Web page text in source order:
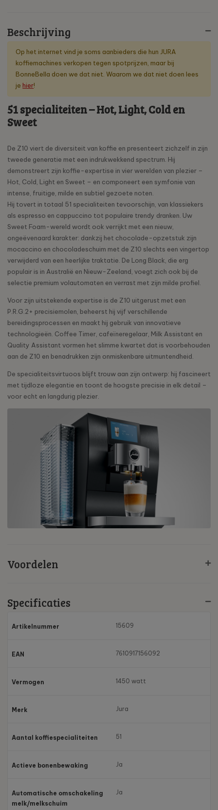
Beschrijving
Op het internet vind je soms aanbieders die hun JURA
koffiemachines verkopen tegen spotprijzen, maar bij
BonneBella doen we dat niet. Waarom we dat niet doen lees
jehier!
51 specialiteiten – Hot, Light, Cold en
Sweet
De Z10 viert de diversiteit van koffie en presenteert zichzelf in zijn
tweede generatie met een indrukwekkend spectrum. Hij
demonstreert zijn koffie-expertise in vier werelden van plezier –
Hot, Cold, Light en Sweet – en componeert een symfonie van
intense, fruitige, milde en subtiel gezoete noten.
Hij tovert in totaal 51 specialiteiten tevoorschijn, van klassiekers
als espresso en cappuccino tot populaire trendy dranken. Uw
Sweet Foam-wereld wordt ook verrijkt met een nieuw,
ongeëvenaard karakter: dankzij het chocolade-opzetstuk zijn
mocaccino en chocoladeschuim met de Z10 slechts een vingertop
verwijderd van een heerlijke traktatie. De Long Black, die erg
populair is in Australië en Nieuw-Zeeland, voegt zich ook bij de
selectie premium volautomaten en verrast met zijn milde profiel.
Voor zijn uitstekende expertise is de Z10 uitgerust met een
P.R.G.2+ precisiemolen, beheerst hij vijf verschillende
bereidingsprocessen en maakt hij gebruik van innovatieve
technologieën. Coffee Timer, cafeïneregelaar, Milk Assistant en
Quality Assistant vormen het slimme kwartet dat is voorbehouden
aan de Z10 en benadrukken zijn onmiskenbare uitmuntendheid.
De specialiteitsvirtuoos blijft trouw aan zijn ontwerp: hij fascineert
met tijdloze elegantie en toont de hoogste precisie in elk detail –
voor echt en langdurig plezier.
Voordelen
Specificaties
Artikelnummer 15609
EAN 7610917156092
Vermogen 1450 watt
Merk Jura
Aantal koffiespecialiteiten 51
Actieve bonenbewaking Ja
Automatische omschakeling
melk/melkschuim
Ja